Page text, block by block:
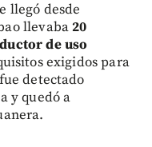
llegó desde
llevaba20
de uso
exigidos para
detectado
y quedó a